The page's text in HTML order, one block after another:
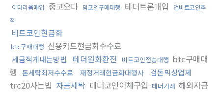
이더리움매입 중고오다 밈코인구매대행 테더트론매입
업비트코인추
적
비트코인현금화
btc구매대행 신용카드현금화수수료
세금적게내는방법 테더원화환전 비트코인전송대행 btc구매대
행 돈세탁최저수수료 재정거래현금화대행사 검돈믹싱업체
trc20사는법 자금세탁 테더코인이체구입 테더거래 해외자금